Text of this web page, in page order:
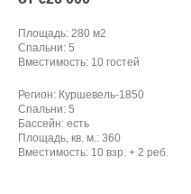
Площадь: 280 м2
Спальни: 5
Вместимость: 10 гостей
Регион: Куршевель-1850
Спальни: 5
Бассейн: есть
Площадь, кв. м.: 360
Вместимость: 10 взр. + 2 реб.